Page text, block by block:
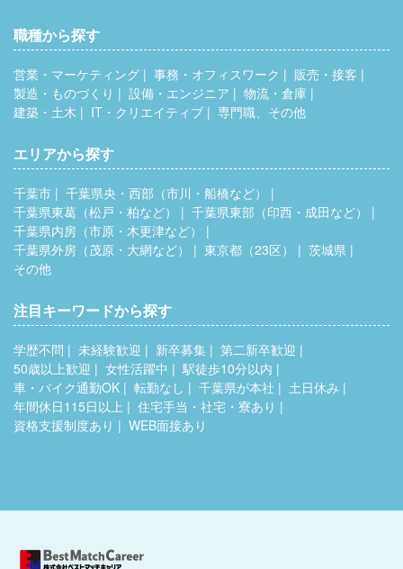
職種から探す
営業・マーケティング 事務・オフィスワーク
販売・接客
製造・ものづくり
設備・エンジニア
物流・倉庫
建築・土木
IT・クリエイティブ 専門職、その他
エリアから探す
千葉市
千葉県央・西部（市川・船橋など）
千葉県東葛（松戸・柏など）
千葉県東部（印西・成田など）
千葉県内房（市原・木更津など）
千葉県外房（茂原・大網など）
東京都（23区）
茨城県
その他
注目キーワードから探す
学歴不問 未経験歓迎 新卒募集
第二新卒歓迎
50歳以上歓迎
女性活躍中
駅徒歩10分以内
車・バイク通勤OK
転勤なし 千葉県が本社
土日休み
年間休日115日以上
住宅手当・社宅・寮あり
資格支援制度あり
WEB面接あり